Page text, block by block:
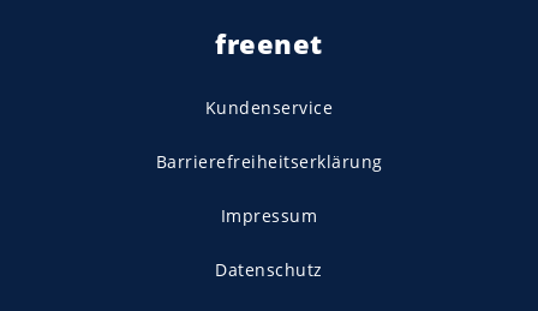
freenet
Kundenservice
Barrierefreiheitserklärung
Impressum
Datenschutz